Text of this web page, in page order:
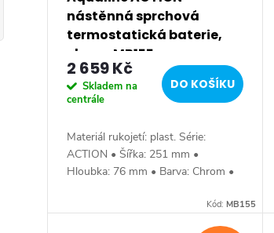
k
nástěnná sprchová
termostatická baterie,
chrom MB155
2 659 Kč
Skladem na
centrále
DO KOŠÍKU
Materiál rukojetí: plast. Série:
ACTION • Šířka: 251 mm •
Hloubka: 76 mm • Barva: Chrom •
Instalace: Nástěnná 150 mm •Kód: MB155